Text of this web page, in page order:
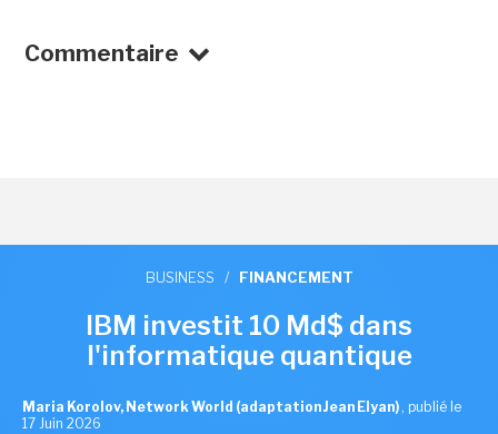
Commentaire
BUSINESS / FINANCEMENT
IBM investit 10 Md$ dans
l'informatique quantique
Maria Korolov, Network World (adaptation Jean Elyan) , publié le
17 Juin 2026